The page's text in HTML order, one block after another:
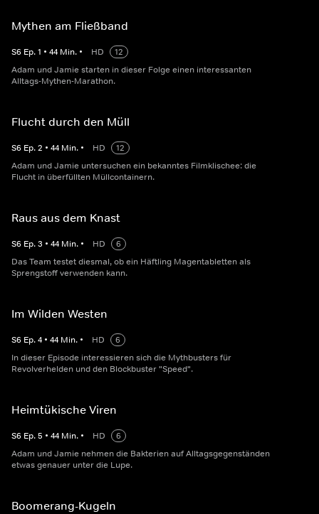
Mythen am Fließband
S6 Ep.1 • 44 Min. • HD
12
Adam und Jamie starten in dieser Folge einen interessanten
Alltags-Mythen-Marathon.
Flucht durch den Müll
S6 Ep.2 • 44 Min. • HD
12
Adam und Jamie untersuchen ein bekanntes Filmklischee: die
Flucht in überfüllten Müllcontainern.
Raus aus dem Knast
S6 Ep.3 • 44 Min. • HD
6
Das Team testet diesmal, ob ein Häftling Magentabletten als
Sprengstoff verwenden kann.
Im Wilden Westen
S6 Ep.4 • 44 Min. • HD
6
In dieser Episode interessieren sich die Mythbusters für
Revolverhelden und den Blockbuster "Speed".
Heimtükische Viren
S6 Ep.5 • 44 Min. • HD
6
Adam und Jamie nehmen die Bakterien auf Alltagsgegenständen
etwas genauer unter die Lupe.
Boomerang-Kugeln